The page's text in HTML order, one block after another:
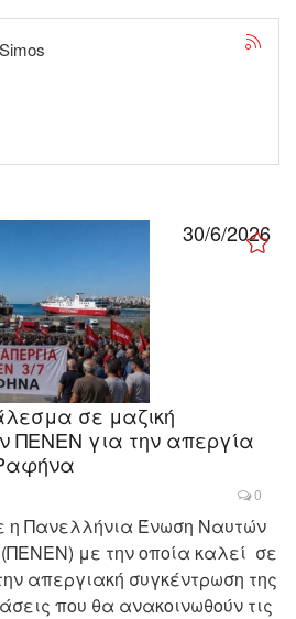
30/6/2026
σε μαζική
ΠΕΝΕΝ για την απεργία
0
η Πανελλήνια Ένωση Ναυτών
με την οποία καλεί σε
απεργιακή συγκέντρωση της
που θα ανακοινωθούν τις